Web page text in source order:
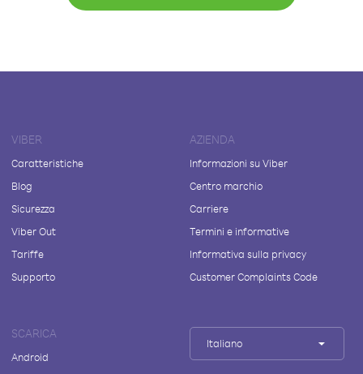
VIBER
Caratteristiche
Blog
Sicurezza
Viber Out
Tariffe
Supporto
AZIENDA
Informazioni su Viber
Centro marchio
Carriere
Termini e informative
Informativa sulla privacy
Customer Complaints Code
SCARICA
Android
Italiano